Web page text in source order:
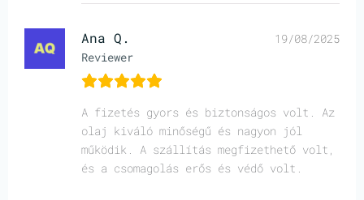
Ana Q.
Reviewer
19/08/2025
A fizetés gyors és biztonságos volt. Az
olaj kiváló minőségű és nagyon jól
működik. A szállítás megfizethető volt,
és a csomagolás erős és védő volt.